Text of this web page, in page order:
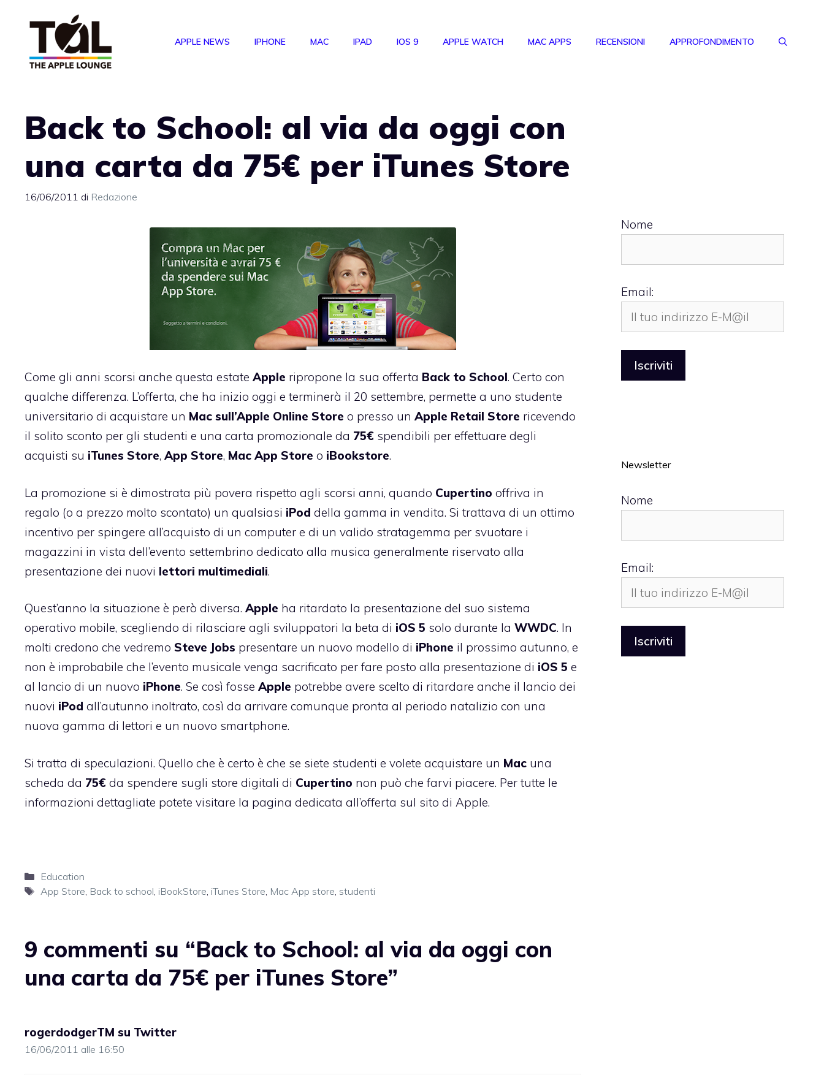
APPLE NEWS IPHONE MAC IPAD IOS 9 APPLE WATCH MAC APPS RECENSIONI APPROFONDIMENTO
Back to School: al via da oggi con
una carta da 75€ per iTunes Store
16/06/2011 di Redazione
Come gli anni scorsi anche questa estate Apple ripropone la sua offerta Back to School. Certo con
qualche differenza. L’offerta, che ha inizio oggi e terminerà il 20 settembre, permette a uno studente
universitario di acquistare un Mac sull’Apple Online Store o presso un Apple Retail Store ricevendo
il solito sconto per gli studenti e una carta promozionale da 75€ spendibili per effettuare degli
acquisti su iTunes Store, App Store, Mac App Store o iBookstore.
La promozione si è dimostrata più povera rispetto agli scorsi anni, quando Cupertino offriva in
regalo (o a prezzo molto scontato) un qualsiasi iPod della gamma in vendita. Si trattava di un ottimo
incentivo per spingere all’acquisto di un computer e di un valido stratagemma per svuotare i
magazzini in vista dell’evento settembrino dedicato alla musica generalmente riservato alla
presentazione dei nuovi lettori multimediali.
Quest’anno la situazione è però diversa. Apple ha ritardato la presentazione del suo sistema
operativo mobile, scegliendo di rilasciare agli sviluppatori la beta di iOS 5 solo durante la WWDC. In
molti credono che vedremo Steve Jobs presentare un nuovo modello di iPhone il prossimo autunno, e
non è improbabile che l’evento musicale venga sacrificato per fare posto alla presentazione di iOS 5 e
al lancio di un nuovo iPhone. Se così fosse Apple potrebbe avere scelto di ritardare anche il lancio dei
nuovi iPod all’autunno inoltrato, così da arrivare comunque pronta al periodo natalizio con una
nuova gamma di lettori e un nuovo smartphone.
Si tratta di speculazioni. Quello che è certo è che se siete studenti e volete acquistare un Mac una
scheda da 75€ da spendere sugli store digitali di Cupertino non può che farvi piacere. Per tutte le
informazioni dettagliate potete visitare la pagina dedicata all’offerta sul sito di Apple.
Categorie
Education
Tag
App Store Back to school iBookStore iTunes Store Mac App store studenti
9 commenti su “Back to School: al via da oggi con
una carta da 75€ per iTunes Store”
rogerdodgerTM su Twitter
16/06/2011 alle 16:50
Nome
Email:
Newsletter
Nome
Email: